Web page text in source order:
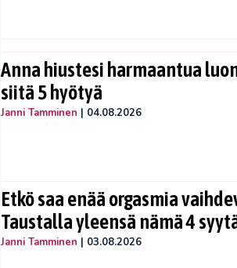
Anna hiustesi harmaantua
siitä 5 hyötyä
Janni Tamminen | 04.08.2026
Etkö saa enää orgasmia
Taustalla yleensä nämä 4
Janni Tamminen | 03.08.2026